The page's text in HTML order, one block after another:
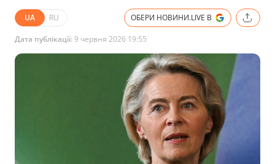
UA RU ОБЕРИ НОВИНИ.LIVE В
Дата публікації:9 червня 2026 19:55